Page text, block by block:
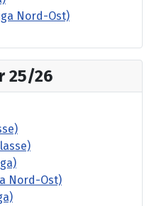
Nord-Ost)
25/26
Nord-Ost)